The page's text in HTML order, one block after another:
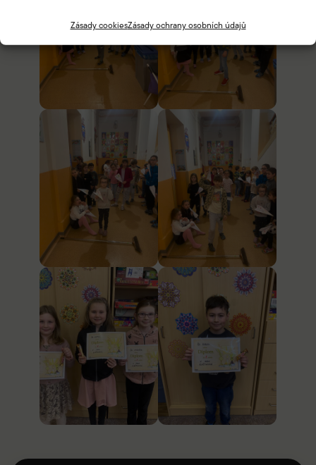
Zásady cookiesZásady ochrany osobních údajů